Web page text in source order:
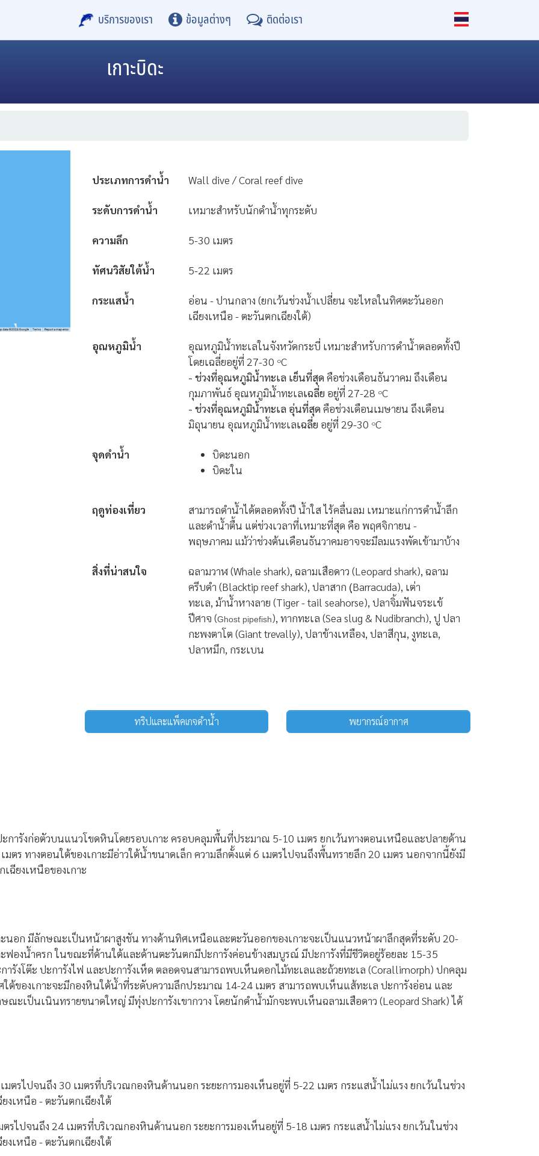
บริการของเรา ข้อมูลต่างๆ ติดต่อเรา
เกาะบิดะ
ประเภทการดำน้ำ Wall dive / Coral reef dive
ระดับการดำน้ำ เหมาะสำหรับนักดำน้ำทุกระดับ
ความลึก 5-30 เมตร
ทัศนวิสัยใต้น้ำ 5-22 เมตร
กระแสน้ำ
อ่อน - ปานกลาง (ยกเว้นช่วงน้ำเปลี่ยน จะไหลในทิศตะวันออก
เฉียงเหนือ - ตะวันตกเฉียงใต้)
อุณหภูมิน้ำ
อุณหภูมิน้ำทะเลในจังหวัดกระบี่ เหมาะสำหรับการดำน้ำตลอดทั้งปี
โดยเฉลี่ยอยู่ที่ 27-30 ๐C
- ช่วงที่อุณหภูมิน้ำทะเล เย็นที่สุดคือช่วงเดือนธันวาคม ถึงเดือน
กุมภาพันธ์ อุณหภูมิน้ำทะเลเฉลี่ย อยู่ที่ 27-28 ๐C
- ช่วงที่อุณหภูมิน้ำทะเลอุ่นที่สุดคือช่วงเดือนเมษายน ถึงเดือน
มิถุนายน อุณหภูมิน้ำทะเลเฉลี่ย อยู่ที่ 29-30 ๐C
จุดดำน้ำ
บิดะนอก
บิดะใน
ฤดูท่องเที่ยว
สามารถดำน้ำได้ตลอดทั้งปี น้ำใส ไร้คลื่นลม เหมาะแก่การดำน้ำลึก
และดำน้ำตื้น แต่ช่วงเวลาที่เหมาะที่สุด คือ พฤศจิกายน -
พฤษภาคม แม้ว่าช่วงต้นเดือนธันวาคมอาจจะมีลมแรงพัดเข้ามาบ้าง
สิ่งที่น่าสนใจ
ฉลามวาฬ (Whale shark), ฉลามเสือดาว (Leopard shark), ฉลาม
ครีบดำ (Blacktip reef shark), ปลาสาก (ฺBarracuda), เต่า
ทะเล, ม้าน้ำหางลาย (Tiger - tail seahorse), ปลาจิ้มฟันจระเข้
ปีศาจ (Ghost pipefish), ทากทะเล (Sea slug & Nudibranch), ปู ปลา
กะพงตาโต (Giant trevally), ปลาข้างเหลือง, ปลาสีกุน, งูทะเล,
ปลาหมึก, กระเบน
ทริปและแพ็คเกจดำน้ำ พยากรณ์อากาศ
การังก่อตัวบนแนวโขดหินโดยรอบเกาะ ครอบคลุมพื้นที่ประมาณ 5-10 เมตร ยกเว้นทางตอนเหนือและปลายด้าน
ตร ทางตอนใต้ของเกาะมีอ่าวใต้น้ำขนาดเล็ก ความลึกตั้งแต่ 6 เมตรไปจนถึงพื้นทรายลึก 20 เมตร นอกจากนี้ยังมี
ฉียงเหนือของเกาะ
ะนอก มีลักษณะเป็นหน้าผาสูงชัน ทางด้านทิศเหนือและตะวันออกของเกาะจะเป็นแนวหน้าผาลึกสุดที่ระดับ 20-
ฟองน้ำครก ในขณะที่ด้านใต้และด้านตะวันตกมีปะการังค่อนข้างสมบูรณ์ มีปะการังที่มีชีวิตอยู่ร้อยละ 15-35
ารังโต๊ะ ปะการังไฟ และปะการังเห็ด ตลอดจนสามารถพบเห็นดอกไม้ทะเลและถ้วยทะเล (Corallimorph) ปกคลุม
ของเกาะจะมีกองหินใต้น้ำที่ระดับความลึกประมาณ 14-24 เมตร สามารถพบเห็นแส้ทะเล ปะการังอ่อน และ
ะเป็นเนินทรายขนาดใหญ่ มีทุ่งปะการังเขากวาง โดยนักดำน้ำมักจะพบเห็นฉลามเสือดาว (Leopard Shark) ได้
มตรไปจนถึง 30 เมตรที่บริเวณกองหินด้านนอก ระยะการมองเห็นอยู่ที่ 5-22 เมตร กระแสน้ำไม่แรง ยกเว้นในช่วง
งเหนือ - ตะวันตกเฉียงใต้
รไปจนถึง 24 เมตรที่บริเวณกองหินด้านนอก ระยะการมองเห็นอยู่ที่ 5-18 เมตร กระแสน้ำไม่แรง ยกเว้นในช่วง
งเหนือ - ตะวันตกเฉียงใต้